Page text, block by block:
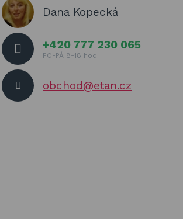
Dana Kopecká
+420 777 230 065
PO-PÁ 8-18 hod
obchod@etan.cz